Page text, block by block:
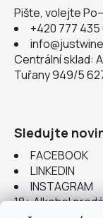
Pište, volejte
+420 777
Centrální sklad:
Tuřany 949/5
Sledujte
FACEBOOK
LINKEDIN
INSTAGRAM
18+ Alkohol